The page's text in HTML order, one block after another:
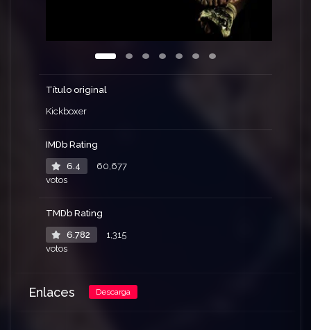
Título original
Kickboxer
IMDb Rating
6.4
60,677
votos
TMDb Rating
6.782
1,315
votos
Enlaces Descarga